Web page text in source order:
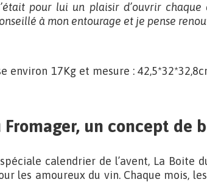
pour lui un plaisir d’ouvrir
à mon entourage et je pense
environ 17Kg et mesure :
Fromager, un concept de
calendrier de l’avent, La Boite
les amoureux du vin. Chaque mois,